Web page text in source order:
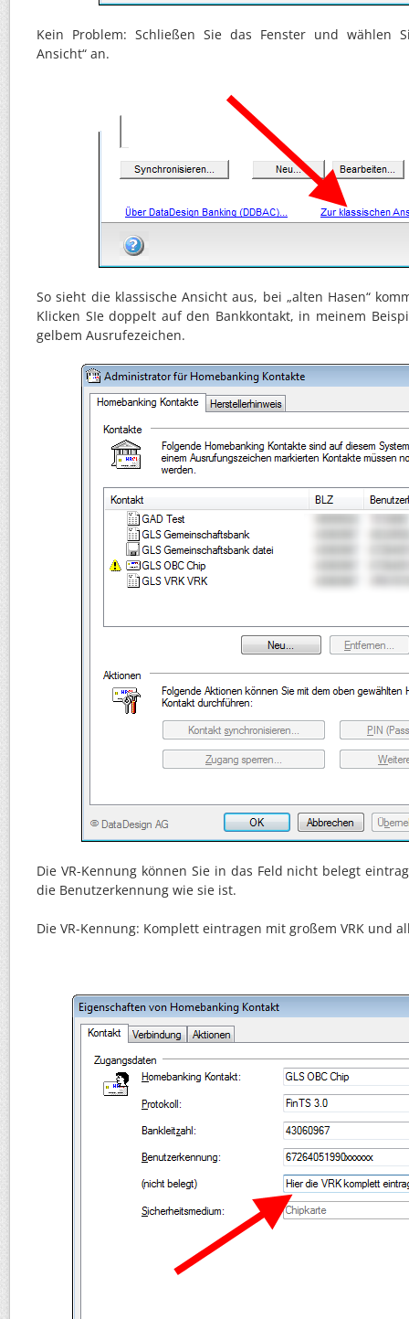
Kein Problem: Schließen Sie das Fenster und wählen
Ansicht“ an.
So sieht die klassische Ansicht aus, bei „alten Hasen“
Klicken SIe doppelt auf den Bankkontakt, in meinem
gelbem Ausrufezeichen.
Die VR-Kennung können Sie in das Feld nicht belegt
die Benutzerkennung wie sie ist.
Die VR-Kennung: Komplett eintragen mit großem VRK und